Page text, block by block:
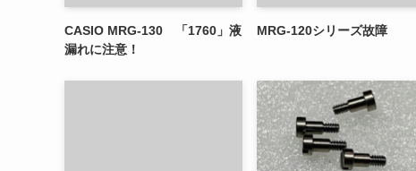
CASIO MRG-130 「1760」液
漏れに注意！
MRG-120シリーズ故障